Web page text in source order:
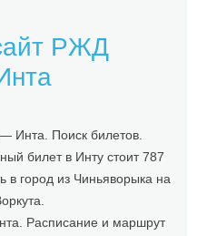
РЖД
Инта. Поиск билетов.
билет в Инту стоит 787
в город из Чиньяворыка на
Расписание и маршрут